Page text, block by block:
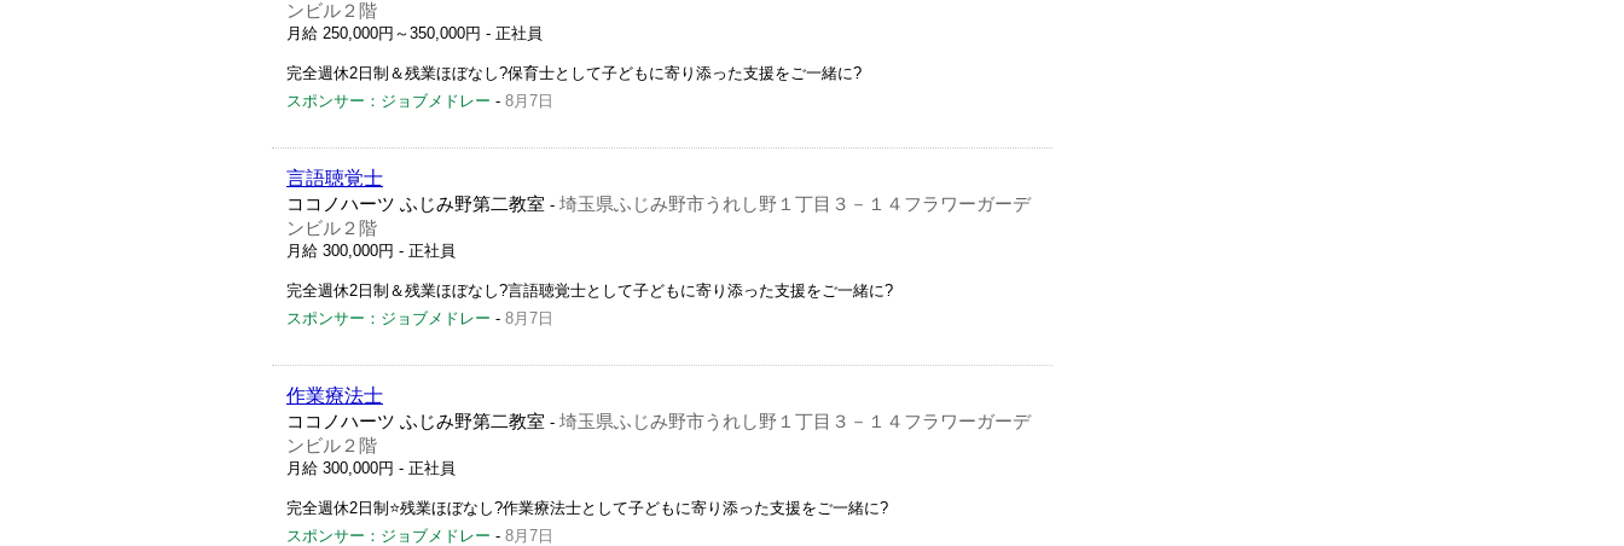
ンビル２階
月給 250,000円～350,000円 - 正社員
完全週休2日制＆残業ほぼなし?保育士として子どもに寄り添った支援をご一緒に?
スポンサー：ジョブメドレー - 8月7日
言語聴覚士
ココノハーツ ふじみ野第二教室 - 埼玉県ふじみ野市うれし野１丁目３－１４フラワーガーデ
ンビル２階
月給 300,000円 - 正社員
完全週休2日制＆残業ほぼなし?言語聴覚士として子どもに寄り添った支援をご一緒に?
スポンサー：ジョブメドレー - 8月7日
作業療法士
ココノハーツ ふじみ野第二教室 - 埼玉県ふじみ野市うれし野１丁目３－１４フラワーガーデ
ンビル２階
月給 300,000円 - 正社員
完全週休2日制⭐️残業ほぼなし?作業療法士として子どもに寄り添った支援をご一緒に?
スポンサー：ジョブメドレー - 8月7日